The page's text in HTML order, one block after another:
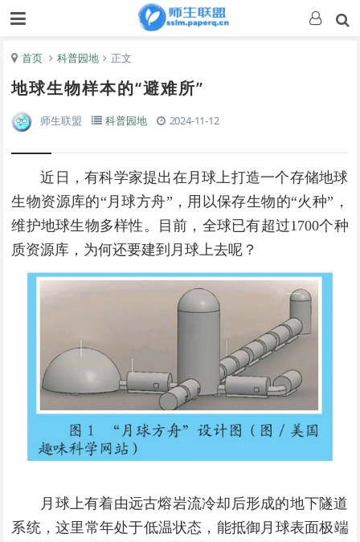
首页 科普园地 正文
地球生物样本的“避难所”
师生联盟 科普园地 2024-11-12
近日，有科学家提出在月球上打造一个存储地球
生物资源库的“月球方舟” ，用以保存生物的“火种” ，
维护地球生物多样性。
目前，全球已有超过1700个种
质资源库，为何还要建到月球上去呢？
月球上有着由远古熔岩流冷却后形成的地下隧道
系统，这里常年处于低温状态，能抵御月球表面极端